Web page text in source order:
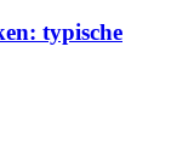
typische